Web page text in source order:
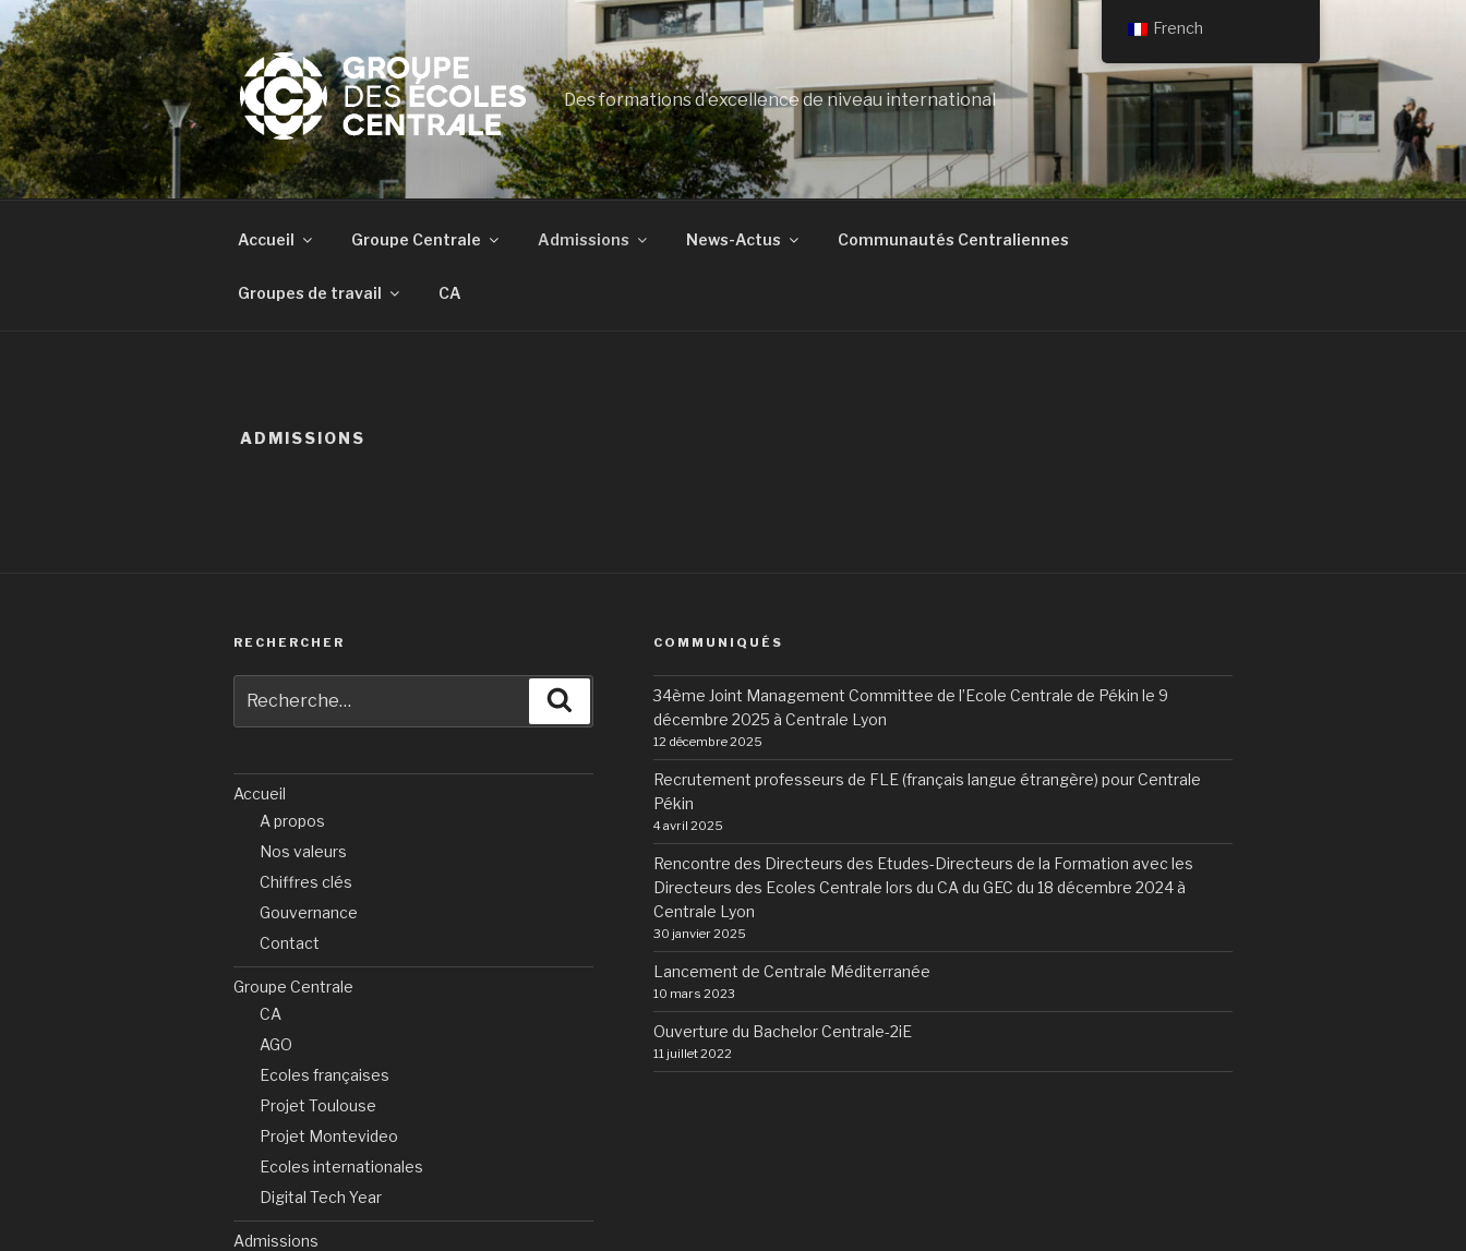
Aller
au
contenu
principal
Des formations d'excellence de niveau international
Accueil Groupe Centrale Admissions News-Actus Communautés Centraliennes
Groupes de travail CA
ADMISSIONS
RECHERCHER
pour
:
Recherche
Accueil
A propos
Nos valeurs
Chiffres clés
Gouvernance
Contact
Groupe Centrale
CA
AGO
Ecoles françaises
Projet Toulouse
Projet Montevideo
Ecoles internationales
Digital Tech Year
Admissions
COMMUNIQUÉS
34ème Joint Management Committee de l’Ecole Centrale de Pékin le 9
décembre 2025 à Centrale Lyon
12 décembre 2025
Recrutement professeurs de FLE (français langue étrangère) pour Centrale
Pékin
4 avril 2025
Rencontre des Directeurs des Etudes-Directeurs de la Formation avec les
Directeurs des Ecoles Centrale lors du CA du GEC du 18 décembre 2024 à
Centrale Lyon
30 janvier 2025
Lancement de Centrale Méditerranée
10 mars 2023
Ouverture du Bachelor Centrale-2iE
11 juillet 2022
French